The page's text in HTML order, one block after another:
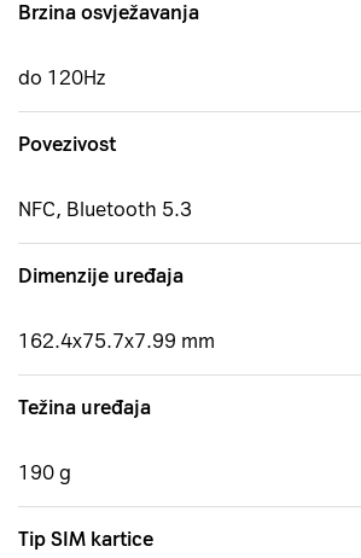
Brzina osvježavanja
do 120Hz
Povezivost
NFC, Bluetooth 5.3
Dimenzije uređaja
162.4x75.7x7.99 mm
Težina uređaja
190 g
Tip SIM kartice